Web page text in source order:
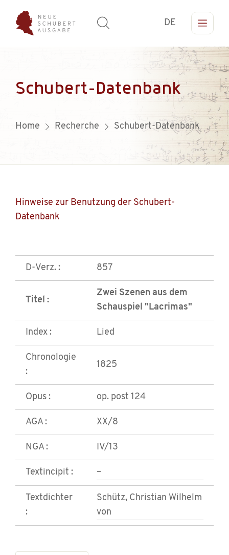
DE
Schubert-Datenbank
Home Recherche Schubert-Datenbank
Hinweise zur Benutzung der Schubert-
Datenbank
D-Verz. : 857
Titel :
Zwei Szenen aus dem
Schauspiel "Lacrimas"
Index : Lied
Chronologie
:
1825
Opus : op. post 124
AGA : XX/8
NGA : IV/13
Textincipit : –
Textdichter
:
Schütz, Christian Wilhelm
von